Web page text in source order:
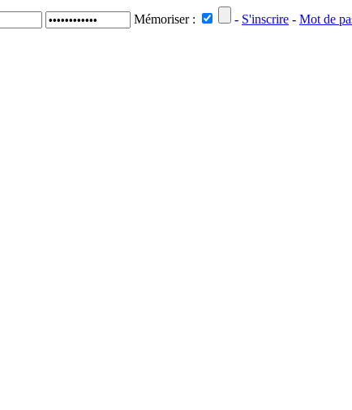
Mémoriser : - S'inscrire - Mot de